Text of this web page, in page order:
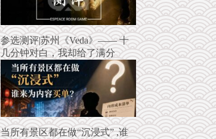
参选测评|苏州《Veda》—— 十
几分钟对白，我却给了满分
当所有景区都在做“沉浸式” ,谁